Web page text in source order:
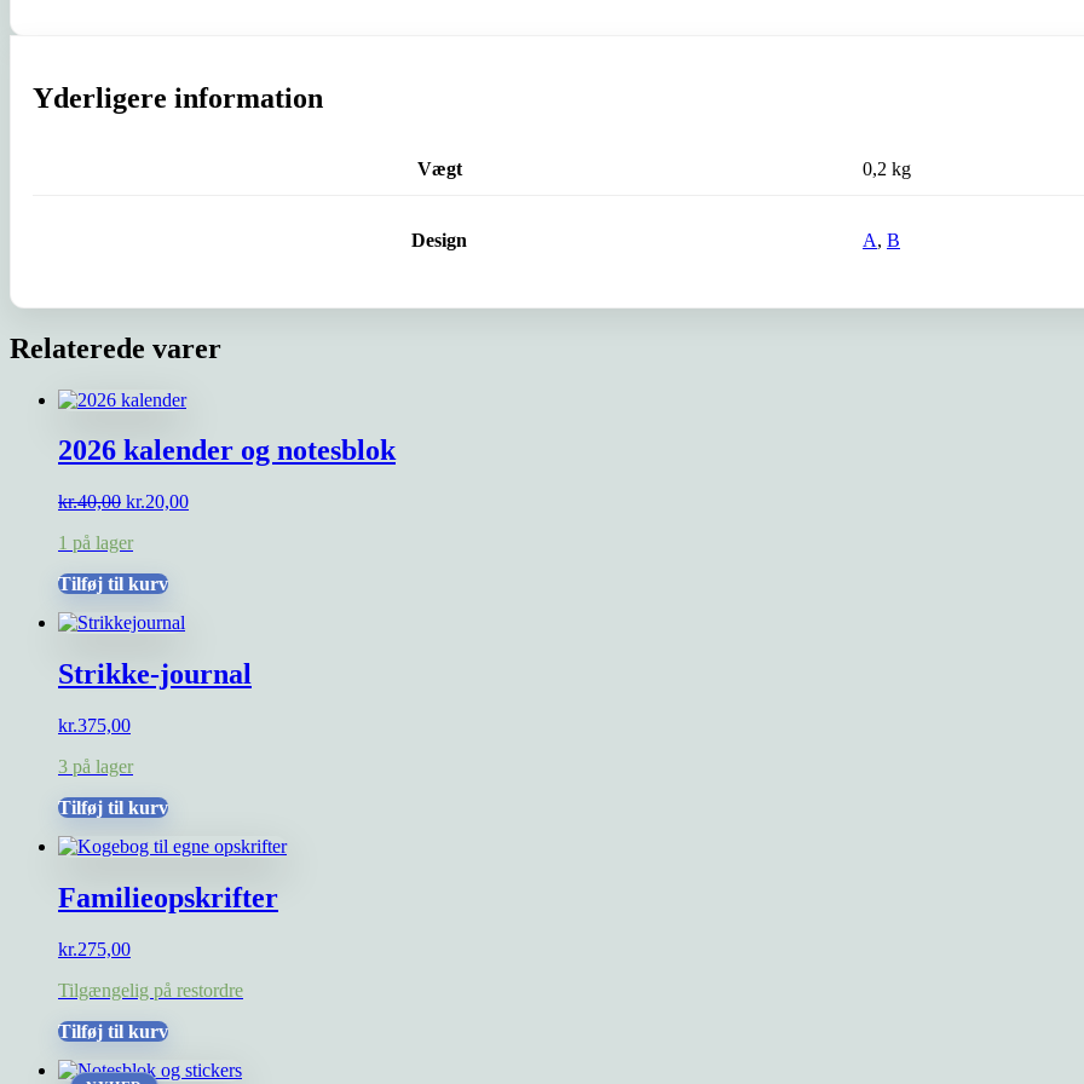
Yderligere information
Vægt 0,2 kg
Design A, B
Relaterede varer
2026 kalender og notesblok
kr.40,00 Den
pris
kr.40,00.
kr.20,00Den
1 på lager
Tilføj til kurv
Strikke-journal
kr.375,00
3 på lager
Tilføj til kurv
Familieopskrifter
kr.275,00
Tilgængelig på restordre
Tilføj til kurv